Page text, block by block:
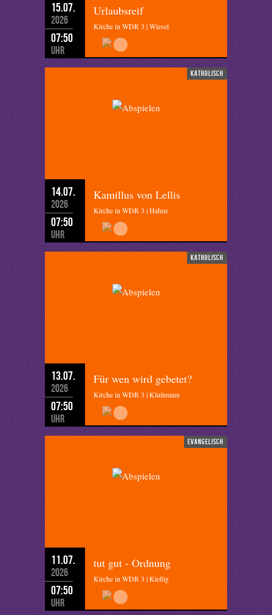
15.07.
2026
07:50
Uhr
Urlaubsreif
Kirche in WDR 3 | Wiesel
katholisch
14.07.
2026
07:50
Uhr
Kamillus von Lellis
Kirche in WDR 3 | Hahne
katholisch
13.07.
2026
07:50
Uhr
Für wen wird gebetet?
Kirche in WDR 3 | Kluitmann
evangelisch
11.07.
2026
07:50
Uhr
tut gut - Ordnung
Kirche in WDR 3 | Kießig